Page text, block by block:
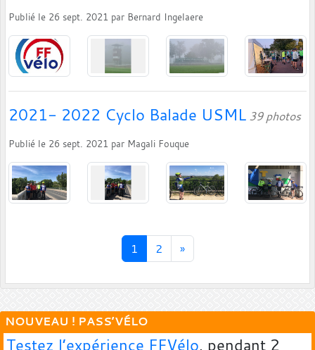
Publié le 26 sept. 2021 par Bernard Ingelaere
2021- 2022 Cyclo Balade USML 39 photos
Publié le 26 sept. 2021 par Magali Fouque
1 2 »
NOUVEAU ! PASS’VÉLO
Testez l’expérience FFVélo, pendant 2